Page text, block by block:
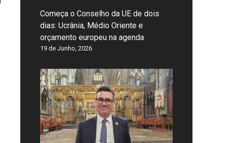
Começa o Conselho da UE de dois
dias: Ucrânia, Médio Oriente e
orçamento europeu na agenda
19 de Junho, 2026